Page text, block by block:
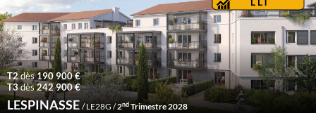
T2dès190 900 €
T3dès242 900 €
LESPINASSE / LE28G /2ndTrimestre 2028